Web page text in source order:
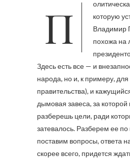
Политическая встряска,
которую
Владимир
похожа
Здесь есть все — и
народа, но и, к примеру, для
правительства), и
дымовая завеса, за которой
разберешь цели, ради
затевалось. Разберем ее
поставим вопросы, ответа
скорее всего, придется